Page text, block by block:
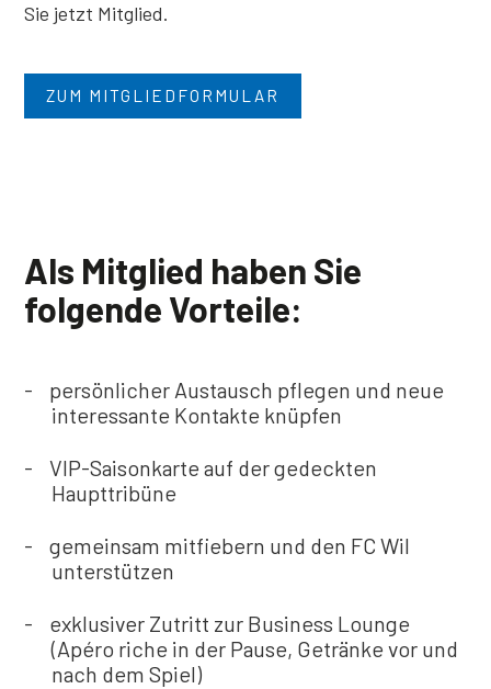
Sie jetzt Mitglied.
ZUM MITGLIEDFORMULAR
Als Mitglied haben Sie
folgende Vorteile:
persönlicher Austausch pflegen und neue
interessante Kontakte knüpfen
VIP-Saisonkarte auf der gedeckten
Haupttribüne
gemeinsam mitfiebern und den FC Wil
unterstützen
exklusiver Zutritt zur Business Lounge
(Apéro riche in der Pause, Getränke vor und
nach dem Spiel)